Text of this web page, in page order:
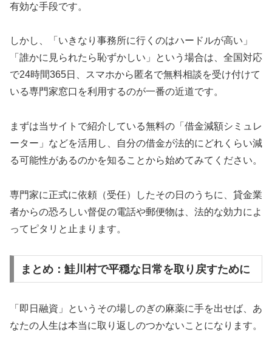
有効な手段です。
しかし、「いきなり事務所に行くのはハードルが高い」
「誰かに見られたら恥ずかしい」という場合は、全国対応
で24時間365日、スマホから匿名で無料相談を受け付けて
いる専門家窓口を利用するのが一番の近道です。
まずは当サイトで紹介している無料の「借金減額シミュレ
ーター」などを活用し、自分の借金が法的にどれくらい減
る可能性があるのかを知ることから始めてみてください。
専門家に正式に依頼（受任）したその日のうちに、貸金業
者からの恐ろしい督促の電話や郵便物は、法的な効力によ
ってピタリと止まります。
まとめ：鮭川村で平穏な日常を取り戻すために
「即日融資」というその場しのぎの麻薬に手を出せば、あ
なたの人生は本当に取り返しのつかないことになります。